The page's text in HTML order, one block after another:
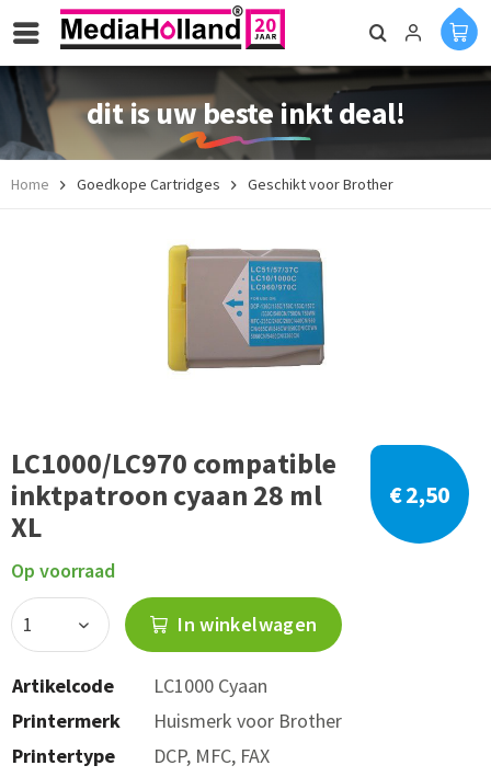
dit is uw beste inkt deal!
Home Goedkope Cartridges Geschikt voor Brother
LC1000/LC970 compatible
inktpatroon cyaan 28 ml
XL
€ 2,50
Op voorraad
In winkelwagen
Artikelcode
LC1000 Cyaan
Printermerk
Huismerk voor Brother
Printertype
DCP, MFC, FAX